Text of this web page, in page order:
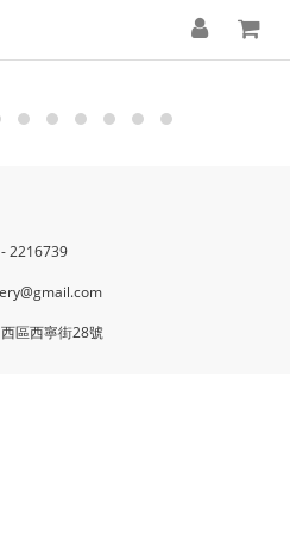
2216739
區西寧街28號